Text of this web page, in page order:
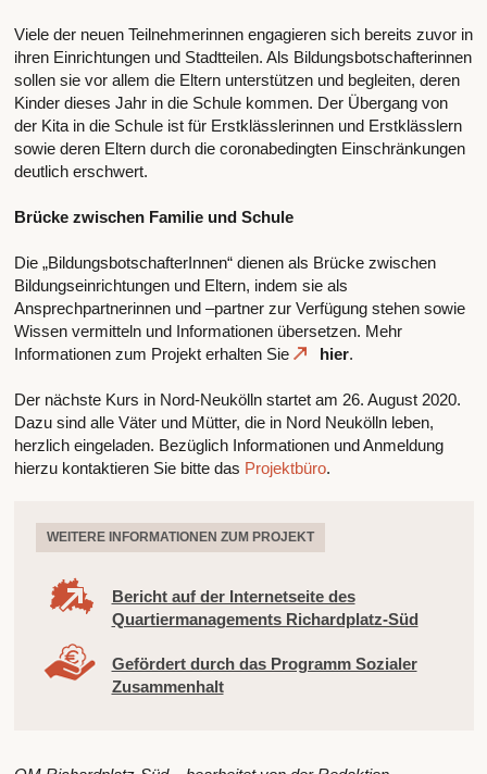
Viele der neuen Teilnehmerinnen engagieren sich bereits zuvor in
ihren Einrichtungen und Stadtteilen. Als Bildungsbotschafterinnen
sollen sie vor allem die Eltern unterstützen und begleiten, deren
Kinder dieses Jahr in die Schule kommen. Der Übergang von
der Kita in die Schule ist für Erstklässlerinnen und Erstklässlern
sowie deren Eltern durch die coronabedingten Einschränkungen
deutlich erschwert.
Brücke zwischen Familie und Schule
Die „BildungsbotschafterInnen“ dienen als Brücke zwischen
Bildungseinrichtungen und Eltern, indem sie als
Ansprechpartnerinnen und –partner zur Verfügung stehen sowie
Wissen vermitteln und Informationen übersetzen. Mehr
Informationen zum Projekt erhalten Sie
hier.
Der nächste Kurs in Nord-Neukölln startet am 26. August 2020.
Dazu sind alle Väter und Mütter, die in Nord Neukölln leben,
herzlich eingeladen. Bezüglich Informationen und Anmeldung
hierzu kontaktieren Sie bitte das Projektbüro.
WEITERE INFORMATIONEN ZUM PROJEKT
Bericht auf der Internetseite des
Quartiermanagements Richardplatz-Süd
Gefördert durch das Programm Sozialer
Zusammenhalt